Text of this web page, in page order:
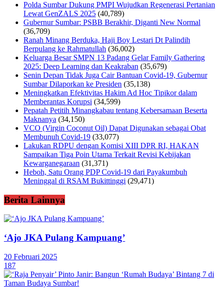
Polda Sumbar Dukung PMPI Wujudkan Regenerasi Pertanian
Lewat GenZALS 2025 (40,789)
Gubernur Sumbar: PSBB Berakhir, Diganti New Normal
(36,709)
Ranah Minang Berduka, Haji Boy Lestari Dt Palindih
Berpulang ke Rahmatullah (36,002)
Keluarga Besar SMPN 13 Padang Gelar Family Gathering
2025: Deep Learning dan Keakraban (35,679)
Senin Depan Tidak Juga Cair Bantuan Covid-19, Gubernur
Sumbar Dilaporkan ke Presiden (35,138)
Meningkatkan Efektivitas Hakim Ad Hoc Tipikor dalam
Memberantas Korupsi (34,599)
Pepatah Petitih Minangkabau tentang Kebersamaan Beserta
Maknanya (34,150)
VCO (Virgin Coconut Oil) Dapat Digunakan sebagai Obat
Membunuh Covid-19 (33,077)
Lakukan RDPU dengan Komisi XIII DPR RI, HAKAN
Sampaikan Tiga Poin Utama Terkait Revisi Kebijakan
Kewarganegaraan (31,371)
Heboh, Satu Orang PDP Covid-19 dari Payakumbuh
Meninggal di RSAM Bukittinggi (29,471)
Berita Lainnya
‘Ajo JKA Pulang Kampuang’
20 Februari 2025
187